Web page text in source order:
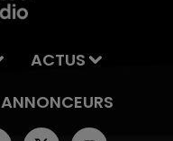
ACTUS
ANNONCEURS